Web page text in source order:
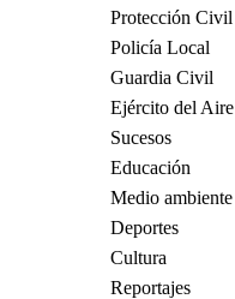
Protección Civil
Policía Local
Guardia Civil
Ejército del Aire
Sucesos
Educación
Medio ambiente
Deportes
Cultura
Reportajes